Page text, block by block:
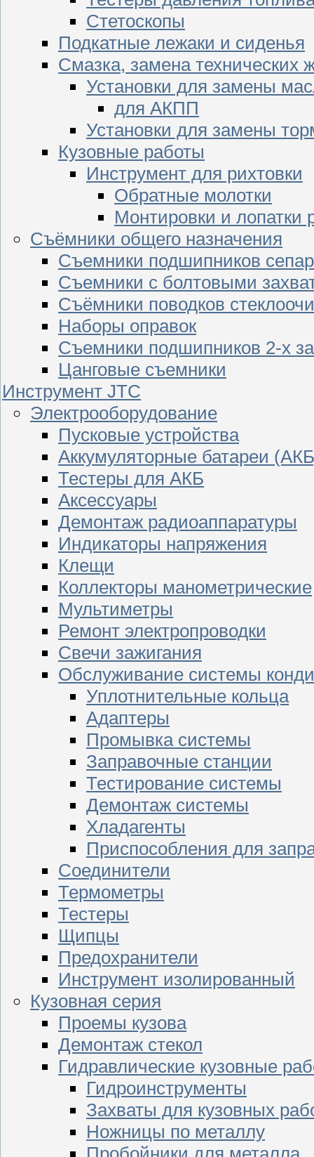
Стетоскопы
Подкатные лежаки и сиденья
Смазка, замена технических
Установки для замены
для АКПП
Установки для замены
Кузовные работы
Инструмент для рихтовки
Обратные молотки
Монтировки и лопатки
Съёмники общего назначения
Съемники подшипников
Съемники с болтовыми
Съёмники поводков
Наборы оправок
Съемники подшипников 2-х
Цанговые съемники
Инструмент JTC
Электрооборудование
Пусковые устройства
Аккумуляторные батареи
Тестеры для АКБ
Аксессуары
Демонтаж радиоаппаратуры
Индикаторы напряжения
Клещи
Коллекторы манометрические
Мультиметры
Ремонт электропроводки
Свечи зажигания
Обслуживание системы
Уплотнительные кольца
Адаптеры
Промывка системы
Заправочные станции
Тестирование системы
Демонтаж системы
Хладагенты
Приспособления для
Соединители
Термометры
Тестеры
Щипцы
Предохранители
Инструмент изолированный
Кузовная серия
Проемы кузова
Демонтаж стекол
Гидравлические кузовные
Гидроинструменты
Захваты для кузовных
Ножницы по металлу